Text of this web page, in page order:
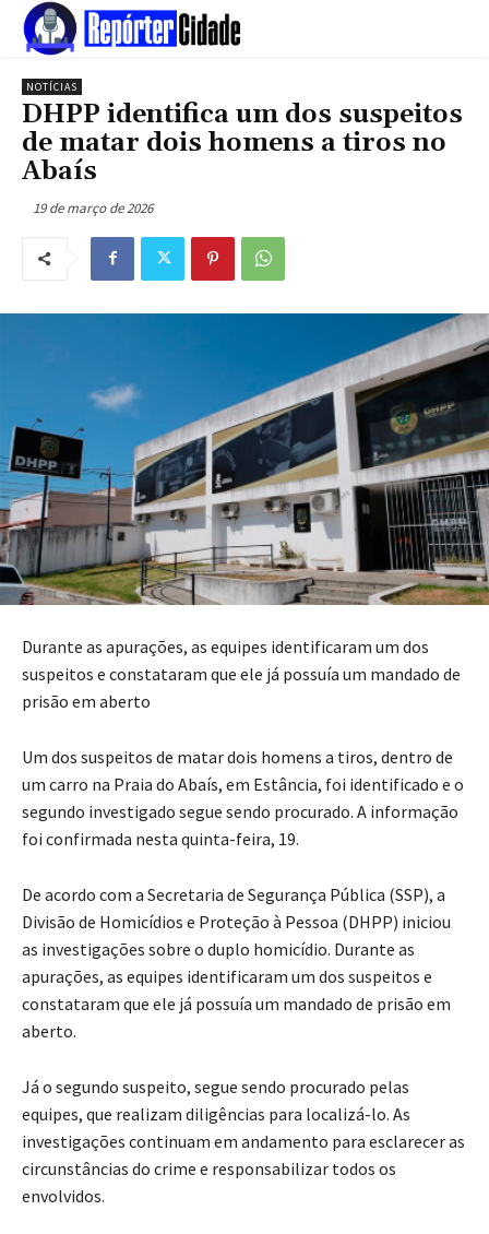
NOTÍCIAS
DHPP identifica um dos suspeitos
de matar dois homens a tiros no
Abaís
19 de março de 2026
Durante as apurações, as equipes identificaram um dos
suspeitos e constataram que ele já possuía um mandado de
prisão em aberto
Um dos suspeitos de matar dois homens a tiros, dentro de
um carro na Praia do Abaís, em Estância, foi identificado e o
segundo investigado segue sendo procurado. A informação
foi confirmada nesta quinta-feira, 19.
De acordo com a Secretaria de Segurança Pública (SSP), a
Divisão de Homicídios e Proteção à Pessoa (DHPP) iniciou
as investigações sobre o duplo homicídio. Durante as
apurações, as equipes identificaram um dos suspeitos e
constataram que ele já possuía um mandado de prisão em
aberto.
Já o segundo suspeito, segue sendo procurado pelas
equipes, que realizam diligências para localizá-lo. As
investigações continuam em andamento para esclarecer as
circunstâncias do crime e responsabilizar todos os
envolvidos.